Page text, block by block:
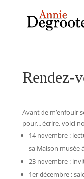
Rendez-
Avant de m’enfouir
pour... écrire, voici
14 novembre :
sa Maison musée
23 novembre :
1er décembre :